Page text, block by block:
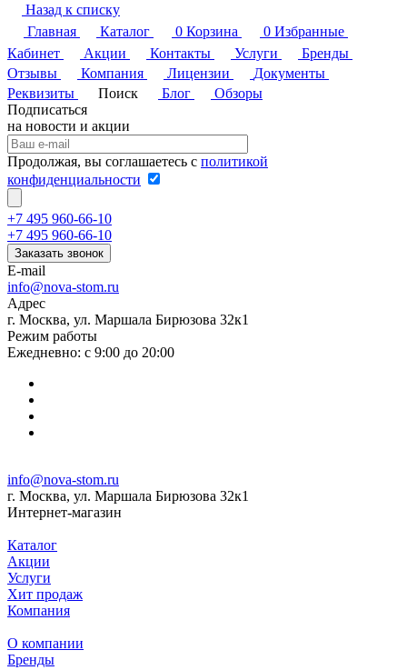
Назад к списку
Главная
Каталог 0 Корзина 0 Избранные
Кабинет
Акции Контакты Услуги
Бренды
Отзывы
Компания Лицензии
Документы
Реквизиты
Поиск Блог
Обзоры
Подписаться
на новости и акции
Продолжая, вы соглашаетесь с политикой
конфиденциальности
+7 495 960-66-10
+7 495 960-66-10
Заказать звонок
E-mail
info@nova-stom.ru
Адрес
г. Москва, ул. Маршала Бирюзова 32к1
Режим работы
Ежедневно: с 9:00 до 20:00
info@nova-stom.ru
г. Москва, ул. Маршала Бирюзова 32к1
Интернет-магазин
Каталог
Акции
Услуги
Хит продаж
Компания
О компании
Бренды